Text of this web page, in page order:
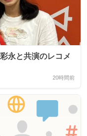
永と共演のレコメ
20時間前